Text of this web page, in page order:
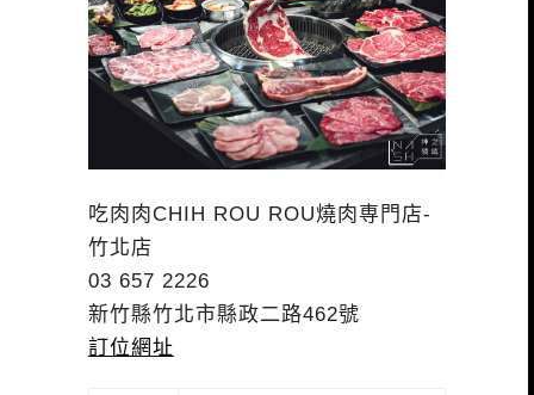
吃肉肉CHIH ROU ROU燒肉専門店-
竹北店
03 657 2226
新竹縣竹北市縣政二路462號
訂位網址